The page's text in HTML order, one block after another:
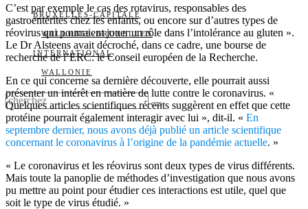
BRUXELLES-CAPITALE
WALLONIE-BRUXELLES
INTERNATIONAL
WALLONIE
C’est par exemple le cas des rotavirus, responsables des
gastroentérites chez les enfants, ou encore sur d’autres types de
réovirus qui pourraient jouer un rôle dans l’intolérance au gluten ».
Le Dr Alsteens avait décroché, dans ce cadre, une bourse de
recherche de l’ERC: le Conseil européen de la Recherche.
En ce qui concerne sa dernière découverte, elle pourrait aussi
présenter un intérêt en matière de lutte contre le coronavirus. «
Quelques articles scientifiques récents suggèrent en effet que cette
protéine pourrait également interagir avec lui », dit-il. « En
septembre dernier, nous avons déjà publié un article scientifique
concernant le coronavirus à l’origine de la pandémie actuelle. »
« Le coronavirus et les réovirus sont deux types de virus différents.
Mais toute la panoplie de méthodes d’investigation que nous avons
pu mettre au point pour étudier ces interactions est utile, quel que
soit le type de virus étudié. »